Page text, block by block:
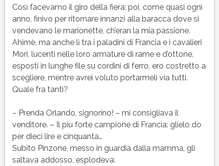
Così facevamo il giro della fiera; poi, come quasi ogni
anno, finivo per ritornare innanzi alla baracca dove si
vendevano le marionette, ch’eran la mia passione.
Ahimè, ma anche lì tra i paladini di Francia e i cavalieri
Mori, lucenti nelle loro armature di rame e d’ottone,
esposti in lunghe file su cordini di ferro, ero costretto a
scegliere, mentre avrei voluto portarmeli via tutti.
Quale fra tanti?
– Prenda Orlando, signorino! – mi consigliava il
venditore. – Il più forte campione di Francia: glielo do
per dieci lire e cinquanta…
Subito Pinzone, messo in guardia dalla mamma, gli
saltava addosso, esplodeva: